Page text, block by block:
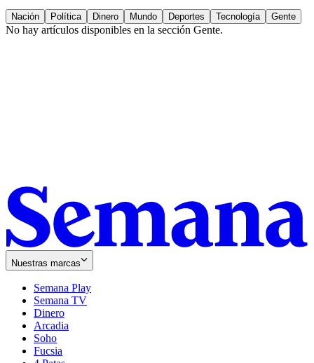
Nación Política Dinero Mundo Deportes Tecnología Gente
No hay artículos disponibles en la sección Gente.
Nuestras marcas
Semana Play
Semana TV
Dinero
Arcadia
Soho
in
Fucsia